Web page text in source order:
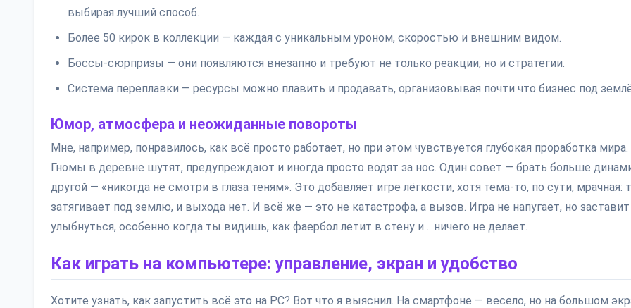
выбирая лучший способ.
Более 50 кирок в коллекции — каждая с уникальным уроном, скоростью и внешним видом.
Боссы-сюрпризы — они появляются внезапно и требуют не только реакции, но и стратегии.
Система переплавки — ресурсы можно плавить и продавать, организовывая почти что бизнес под
Юмор, атмосфера и неожиданные повороты
Мне, например, понравилось, как всё просто работает, но при этом чувствуется глубокая проработка мира.
Гномы в деревне шутят, предупреждают и иногда просто водят за нос. Один совет — брать больше
другой — «никогда не смотри в глаза теням». Это добавляет игре лёгкости, хотя тема-то, по сути, мрачная:
затягивает под землю, и выхода нет. И всё же — это не катастрофа, а вызов. Игра не напугает, но заставит
улыбнуться, особенно когда ты видишь, как фаербол летит в стену и… ничего не делает.
Как играть на компьютере: управление, экран и удобство
Хотите узнать, как запустить всё это на PC? Вот что я выяснил. На смартфоне — весело, но на большом